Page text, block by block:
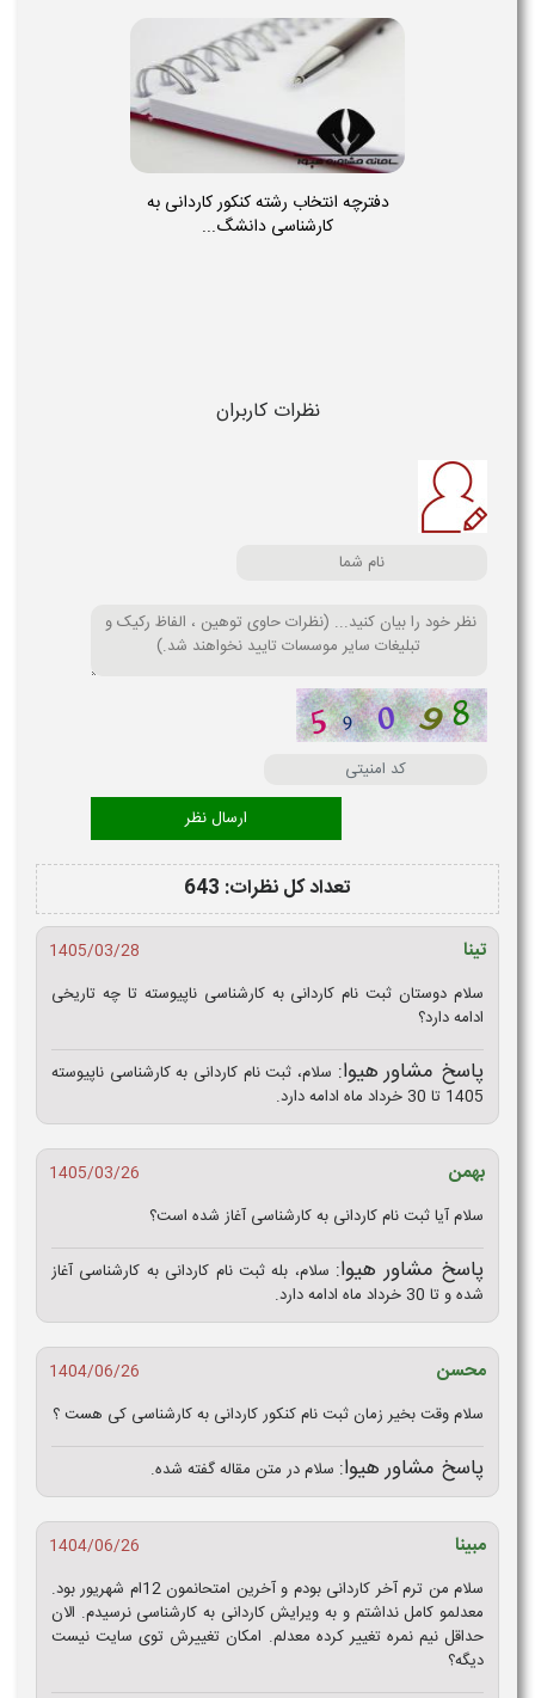
دفترچه انتخاب رشته کنکور کاردانی به
کارشناسی دانشگ...
نظرات کاربران
تعداد کل نظرات: 643
تینا
1405/03/28
سلام دوستان ثبت نام کاردانی به کارشناسی ناپیوسته تا چه تاریخی
ادامه دارد؟
پاسخ مشاور هیوا: سلام، ثبت نام کاردانی به کارشناسی ناپیوسته
1405 تا 30 خرداد ماه ادامه دارد.
بهمن
1405/03/26
سلام آیا ثبت نام کاردانی به کارشناسی آغاز شده است؟
پاسخ مشاور هیوا: سلام، بله ثبت نام کاردانی به کارشناسی آغاز
شده و تا 30 خرداد ماه ادامه دارد.
محسن
1404/06/26
سلام وقت بخیر زمان ثبت نام کنکور کاردانی به کارشناسی کی هست ؟
پاسخ مشاور هیوا: سلام در متن مقاله گفته شده.
مبینا
1404/06/26
سلام من ترم آخر کاردانی بودم و آخرین امتحانمون 12ام شهریور بود.
معدلمو کامل نداشتم و به ویرایش کاردانی به کارشناسی نرسیدم. الان
حداقل نیم نمره تغییر کرده معدلم. امکان تغییرش توی سایت نیست
دیگه؟